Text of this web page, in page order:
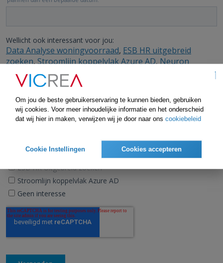
Om jou de beste gebruikerservaring te kunnen bieden, gebruiken
wij cookies. Voor meer inhoudelijke informatie en het onderscheid
dat wij hier in maken, verwijzen wij je door naar ons cookiebeleid
Cookie Instellingen Cookies accepteren